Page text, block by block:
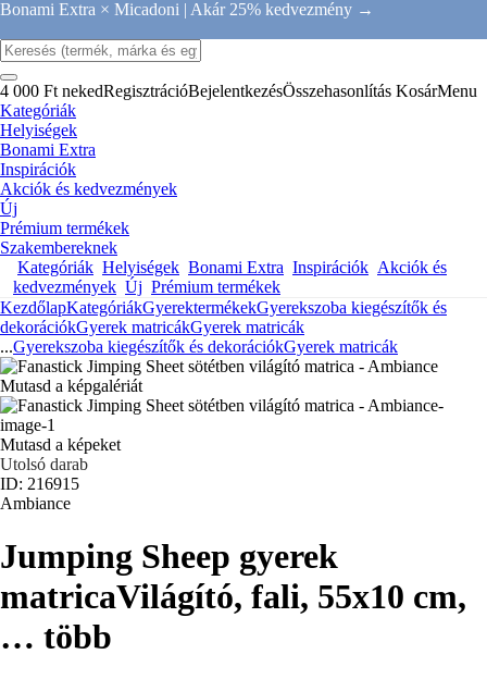
Bonami Extra × Micadoni | Akár 25% kedvezmény →
4 000 Ft nekedRegisztrációBejelentkezésÖsszehasonlítás KosárMenu
Kategóriák
Helyiségek
Bonami Extra
Inspirációk
Akciók és kedvezmények
Új
Prémium termékek
Szakembereknek
Kategóriák Helyiségek Bonami Extra Inspirációk Akciók és
kedvezmények Új Prémium termékek
KezdőlapKategóriákGyerektermékekGyerekszoba kiegészítők és
dekorációkGyerek matricákGyerek matricák
...Gyerekszoba kiegészítők és dekorációkGyerek matricák
Mutasd a képgalériát
Mutasd a képeket
Utolsó darab
ID: 216915
Ambiance
Jumping Sheep gyerek
matricaVilágító, fali, 55x10 cm,
… több